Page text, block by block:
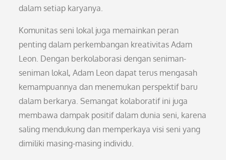
dalam setiap karyanya.
Komunitas seni lokal juga memainkan peran
penting dalam perkembangan kreativitas Adam
Leon. Dengan berkolaborasi dengan seniman-
seniman lokal, Adam Leon dapat terus mengasah
kemampuannya dan menemukan perspektif baru
dalam berkarya. Semangat kolaboratif ini juga
membawa dampak positif dalam dunia seni, karena
saling mendukung dan memperkaya visi seni yang
dimiliki masing-masing individu.